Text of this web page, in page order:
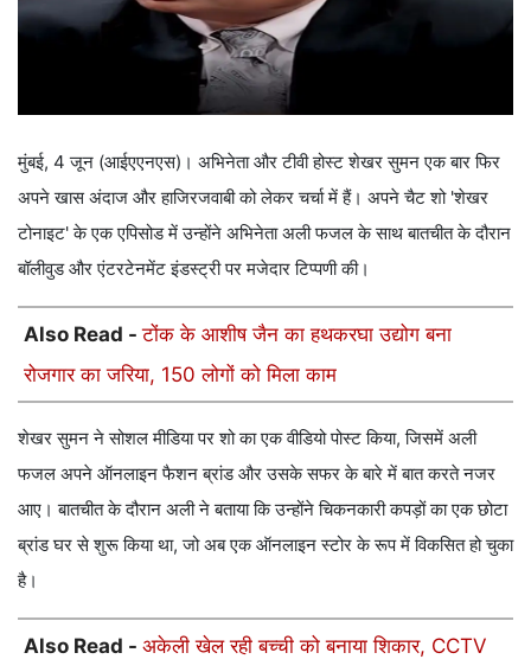
मुंबई, 4 जून (आईएएनएस)। अभिनेता और टीवी होस्ट शेखर सुमन एक बार फिर
अपने खास अंदाज और हाजिरजवाबी को लेकर चर्चा में हैं। अपने चैट शो 'शेखर
टोनाइट' के एक एपिसोड में उन्होंने अभिनेता अली फजल के साथ बातचीत के दौरान
बॉलीवुड और एंटरटेनमेंट इंडस्ट्री पर मजेदार टिप्पणी की।
Also Read -टोंक के आशीष जैन का हथकरघा उद्योग बना
रोजगार का जरिया, 150 लोगों को मिला काम
शेखर सुमन ने सोशल मीडिया पर शो का एक वीडियो पोस्ट किया, जिसमें अली
फजल अपने ऑनलाइन फैशन ब्रांड और उसके सफर के बारे में बात करते नजर
आए। बातचीत के दौरान अली ने बताया कि उन्होंने चिकनकारी कपड़ों का एक छोटा
ब्रांड घर से शुरू किया था, जो अब एक ऑनलाइन स्टोर के रूप में विकसित हो चुका
है।
Also Read - अकेली खेल रही बच्ची को बनाया शिकार, CCTV